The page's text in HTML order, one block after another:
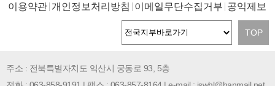
이용약관 개인정보처리방침 이메일무단수집거부 공익제보
TOP
주소 : 전북특별자치도 익산시 궁동로 93, 5층